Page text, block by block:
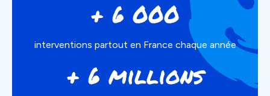
+ 6 000
interventions partout en France chaque année
+ 6 millions